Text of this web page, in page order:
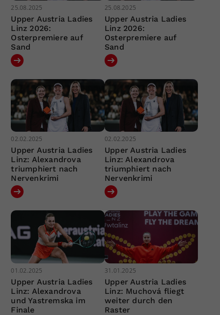
25.08.2025
Upper Austria Ladies
Linz 2026:
Osterpremiere auf
Sand
25.08.2025
Upper Austria Ladies
Linz 2026:
Osterpremiere auf
Sand
02.02.2025
Upper Austria Ladies
Linz: Alexandrova
triumphiert nach
Nervenkrimi
02.02.2025
Upper Austria Ladies
Linz: Alexandrova
triumphiert nach
Nervenkrimi
01.02.2025
Upper Austria Ladies
Linz: Alexandrova
und Yastremska im
Finale
31.01.2025
Upper Austria Ladies
Linz: Muchová fliegt
weiter durch den
Raster